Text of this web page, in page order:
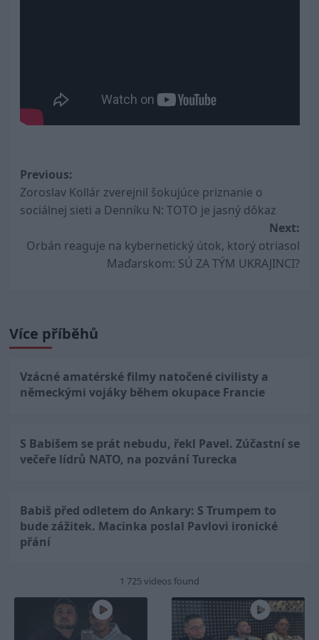
Post
navigation
Previous:
Zoroslav Kollár zverejnil šokujúce priznanie o
sociálnej sieti a Denníku N: TOTO je jasný dôkaz
Next:
Orbán reaguje na kybernetický útok, ktorý otriasol
Maďarskom: SÚ ZA TÝM UKRAJINCI?
Více příběhů
Vzácné amatérské filmy natočené civilisty a
německými vojáky během okupace Francie
S Babišem se prát nebudu, řekl Pavel. Zúčastní se
večeře lídrů NATO, na pozvání Turecka
Babiš před odletem do Ankary: S Trumpem to
bude zážitek. Macinka poslal Pavlovi ironické
přání
1 725 videos found